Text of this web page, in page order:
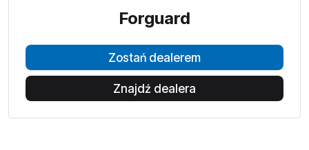
Forguard
Zostań dealerem
Znajdź dealera